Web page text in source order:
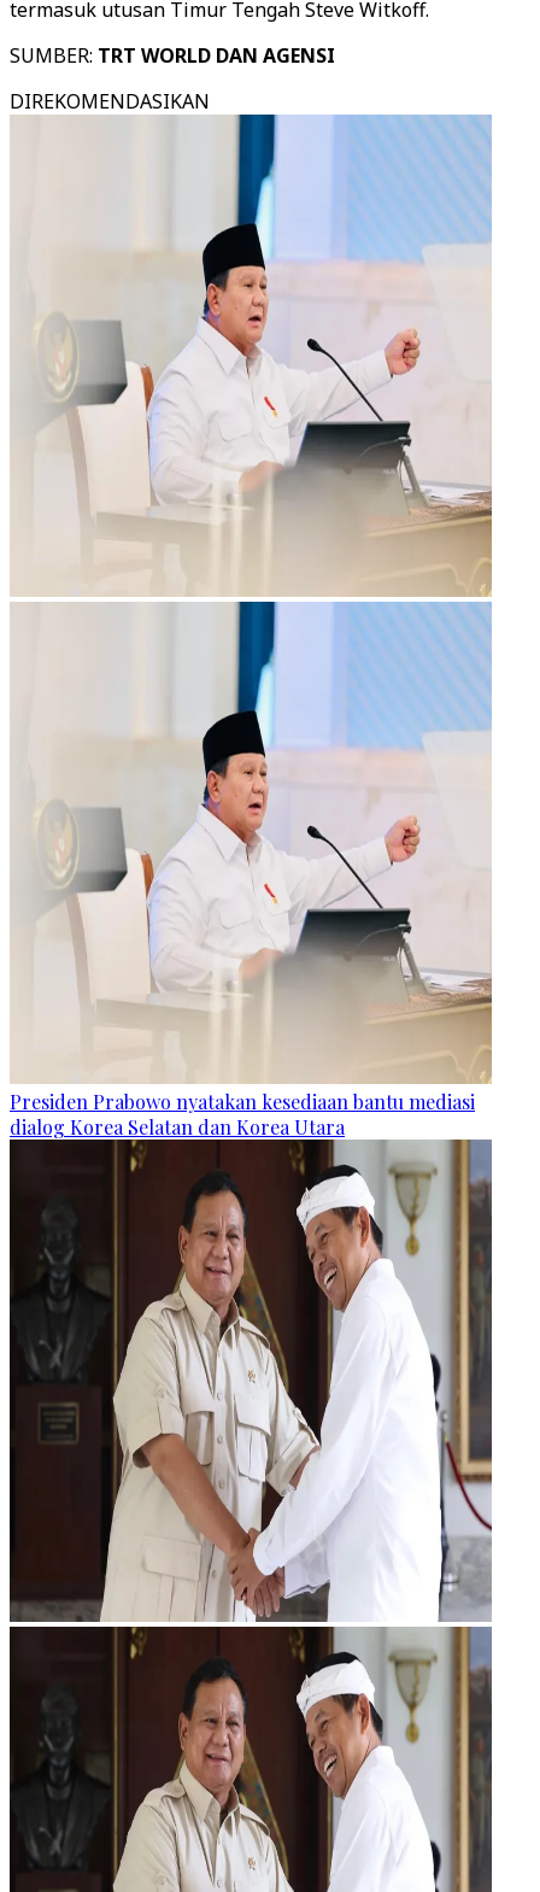
termasuk utusan Timur Tengah Steve Witkoff.
SUMBER: TRT WORLD DAN AGENSI
DIREKOMENDASIKAN
Presiden Prabowo nyatakan kesediaan bantu mediasi
dialog Korea Selatan dan Korea Utara